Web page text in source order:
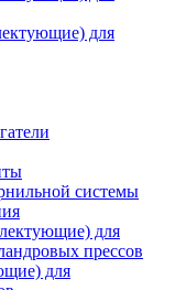
для
системы
для
прессов
для